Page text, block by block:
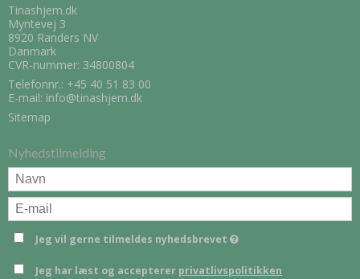
Tinashjem.dk
Myntevej 3
8920 Randers NV
Danmark
CVR-nummer: 34800804
Telefonnr.: +45 40 51 83 00
E-mail: info@tinashjem.dk
Sitemap
Nyhedstilmelding
Jeg vil gerne tilmeldes nyhedsbrevet
Jeg har læst og accepterer privatlivspolitikken